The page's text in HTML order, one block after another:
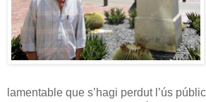
lamentable que s’hagi perdut l’ús